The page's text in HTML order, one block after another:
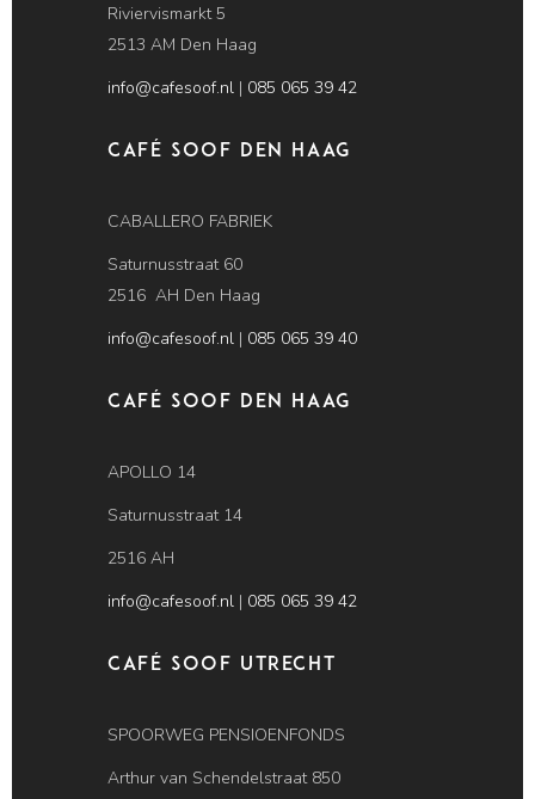
Riviervismarkt 5
2513 AM Den Haag
info@cafesoof.nl | 085 065 39 42
Café SOOF Den Haag
CABALLERO FABRIEK
Saturnusstraat 60
2516 AH Den Haag
info@cafesoof.nl | 085 065 39 40
Café SOOF Den Haag
APOLLO 14
Saturnusstraat 14
2516 AH
info@cafesoof.nl | 085 065 39 42
Café SOOF Utrecht
SPOORWEG PENSIOENFONDS
Arthur van Schendelstraat 850